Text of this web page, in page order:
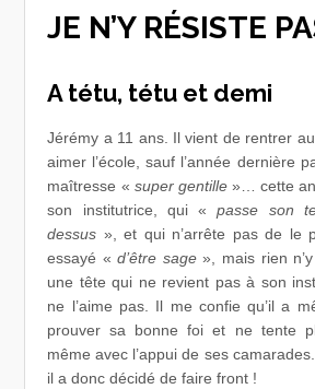
JE N’Y RÉSISTE
A tétu, tétu et demi
Jérémy a 11 ans. Il vient de rentrer
aimer l’école, sauf l’année dernière
maîtresse « super gentille»… cette
son institutrice, qui «passe son
dessus », et qui n’arrête pas de le
essayé «d’être sage», mais rien
une tête qui ne revient pas à son
ne l’aime pas. Il me confie qu’il a
prouver sa bonne foi et ne tente
même avec l’appui de ses
il a donc décidé de faire front !